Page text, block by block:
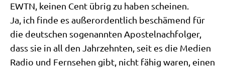
EWTN, kei­nen Cent übrig zu haben scheinen.
Ja, ich fin­de es außer­or­dent­lich beschä­mend für
die deut­schen soge­nann­ten Apo­stel­nach­fol­ger,
dass sie in all den Jahr­zehn­ten, seit es die Medi­en
Radio und Fern­se­hen gibt, nicht fähig waren, einen